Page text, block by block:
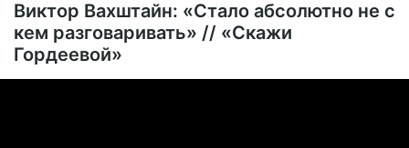
Виктор Вахштайн: «Стало абсолютно не с
кем разговаривать» // «Скажи
Гордеевой»